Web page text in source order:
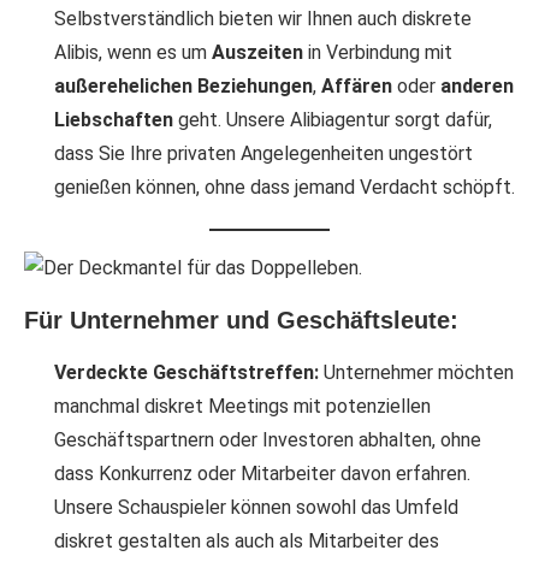
Selbstverständlich bieten wir Ihnen auch diskrete
Alibis, wenn es um Auszeiten in Verbindung mit
außerehelichen Beziehungen, Affären oder anderen
Liebschaften geht. Unsere Alibiagentur sorgt dafür,
dass Sie Ihre privaten Angelegenheiten ungestört
genießen können, ohne dass jemand Verdacht schöpft.
Für Unternehmer und Geschäftsleute:
Verdeckte Geschäftstreffen: Unternehmer möchten
manchmal diskret Meetings mit potenziellen
Geschäftspartnern oder Investoren abhalten, ohne
dass Konkurrenz oder Mitarbeiter davon erfahren.
Unsere Schauspieler können sowohl das Umfeld
diskret gestalten als auch als Mitarbeiter des